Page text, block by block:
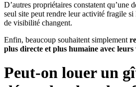
D’autres propriétaires constatent qu’une
seul site peut rendre leur activité fragile si
de visibilité changent.
Enfin, beaucoup souhaitent simplement
plus directe et plus humaine avec leurs
Peut-on louer un